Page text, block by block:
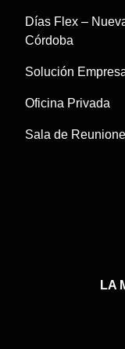
Días Flex –
Córdoba
Solución
Oficina Privada
Sala de
LA